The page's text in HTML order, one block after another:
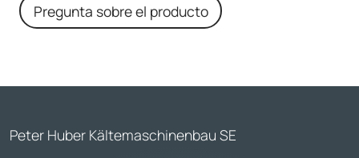
Pregunta sobre el producto
Peter Huber Kältemaschinenbau SE